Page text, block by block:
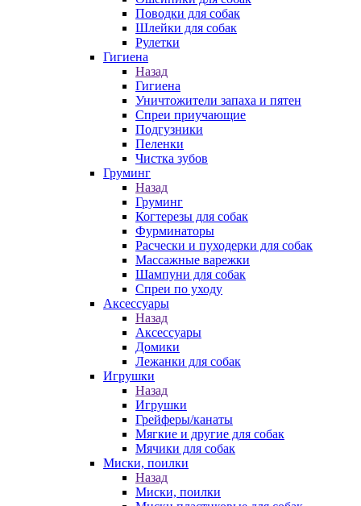
Поводки для собак
Шлейки для собак
Рулетки
Гигиена
Назад
Гигиена
Уничтожители запаха и пятен
Спреи приучающие
Подгузники
Пеленки
Чистка зубов
Груминг
Назад
Груминг
Когтерезы для собак
Фурминаторы
Расчески и пуходерки для собак
Массажные варежки
Шампуни для собак
Спреи по уходу
Аксессуары
Назад
Аксессуары
Домики
Лежанки для собак
Игрушки
Назад
Игрушки
Грейферы/канаты
Мягкие и другие для собак
Мячики для собак
Миски, поилки
Назад
Миски, поилки